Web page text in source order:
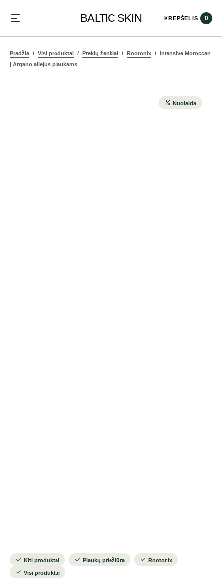
BALTIC SKIN KREPŠELIS 0
Pradžia Visi produktai Prekių ženklai Rootonix
Intensive Moroccan
| Argano aliejus plaukams
Nuolaida
Kiti produktai Plaukų priežiūra Rootonix
Visi produktai